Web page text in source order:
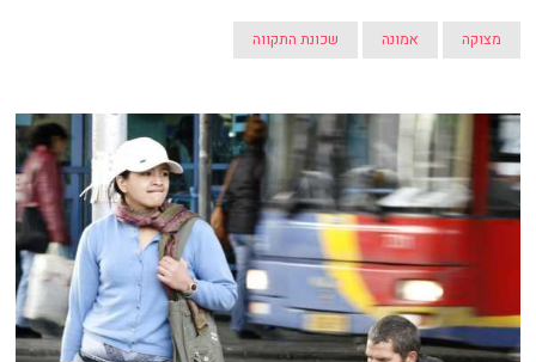
מצוקה אמונה שכונת התקווה